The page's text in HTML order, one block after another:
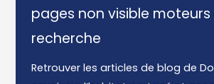
pages non visible moteurs
recherche
Retrouver les articles de blog de